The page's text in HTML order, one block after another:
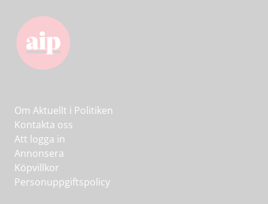
Om Aktuellt i Politiken
Kontakta oss
Att logga in
Annonsera
Köpvillkor
Personuppgiftspolicy